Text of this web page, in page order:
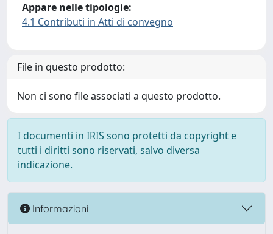
Appare nelle tipologie:
4.1 Contributi in Atti di convegno
File in questo prodotto:
Non ci sono file associati a questo prodotto.
I documenti in IRIS sono protetti da copyright e
tutti i diritti sono riservati, salvo diversa
indicazione.
Informazioni